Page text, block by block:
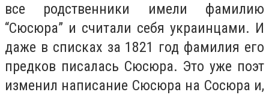
все родственники имели фамилию
“Сюсюра” и считали себя украинцами. И
даже в списках за 1821 год фамилия его
предков писалась Сюсюра. Это уже поэт
изменил написание Сюсюра на Сосюра и,